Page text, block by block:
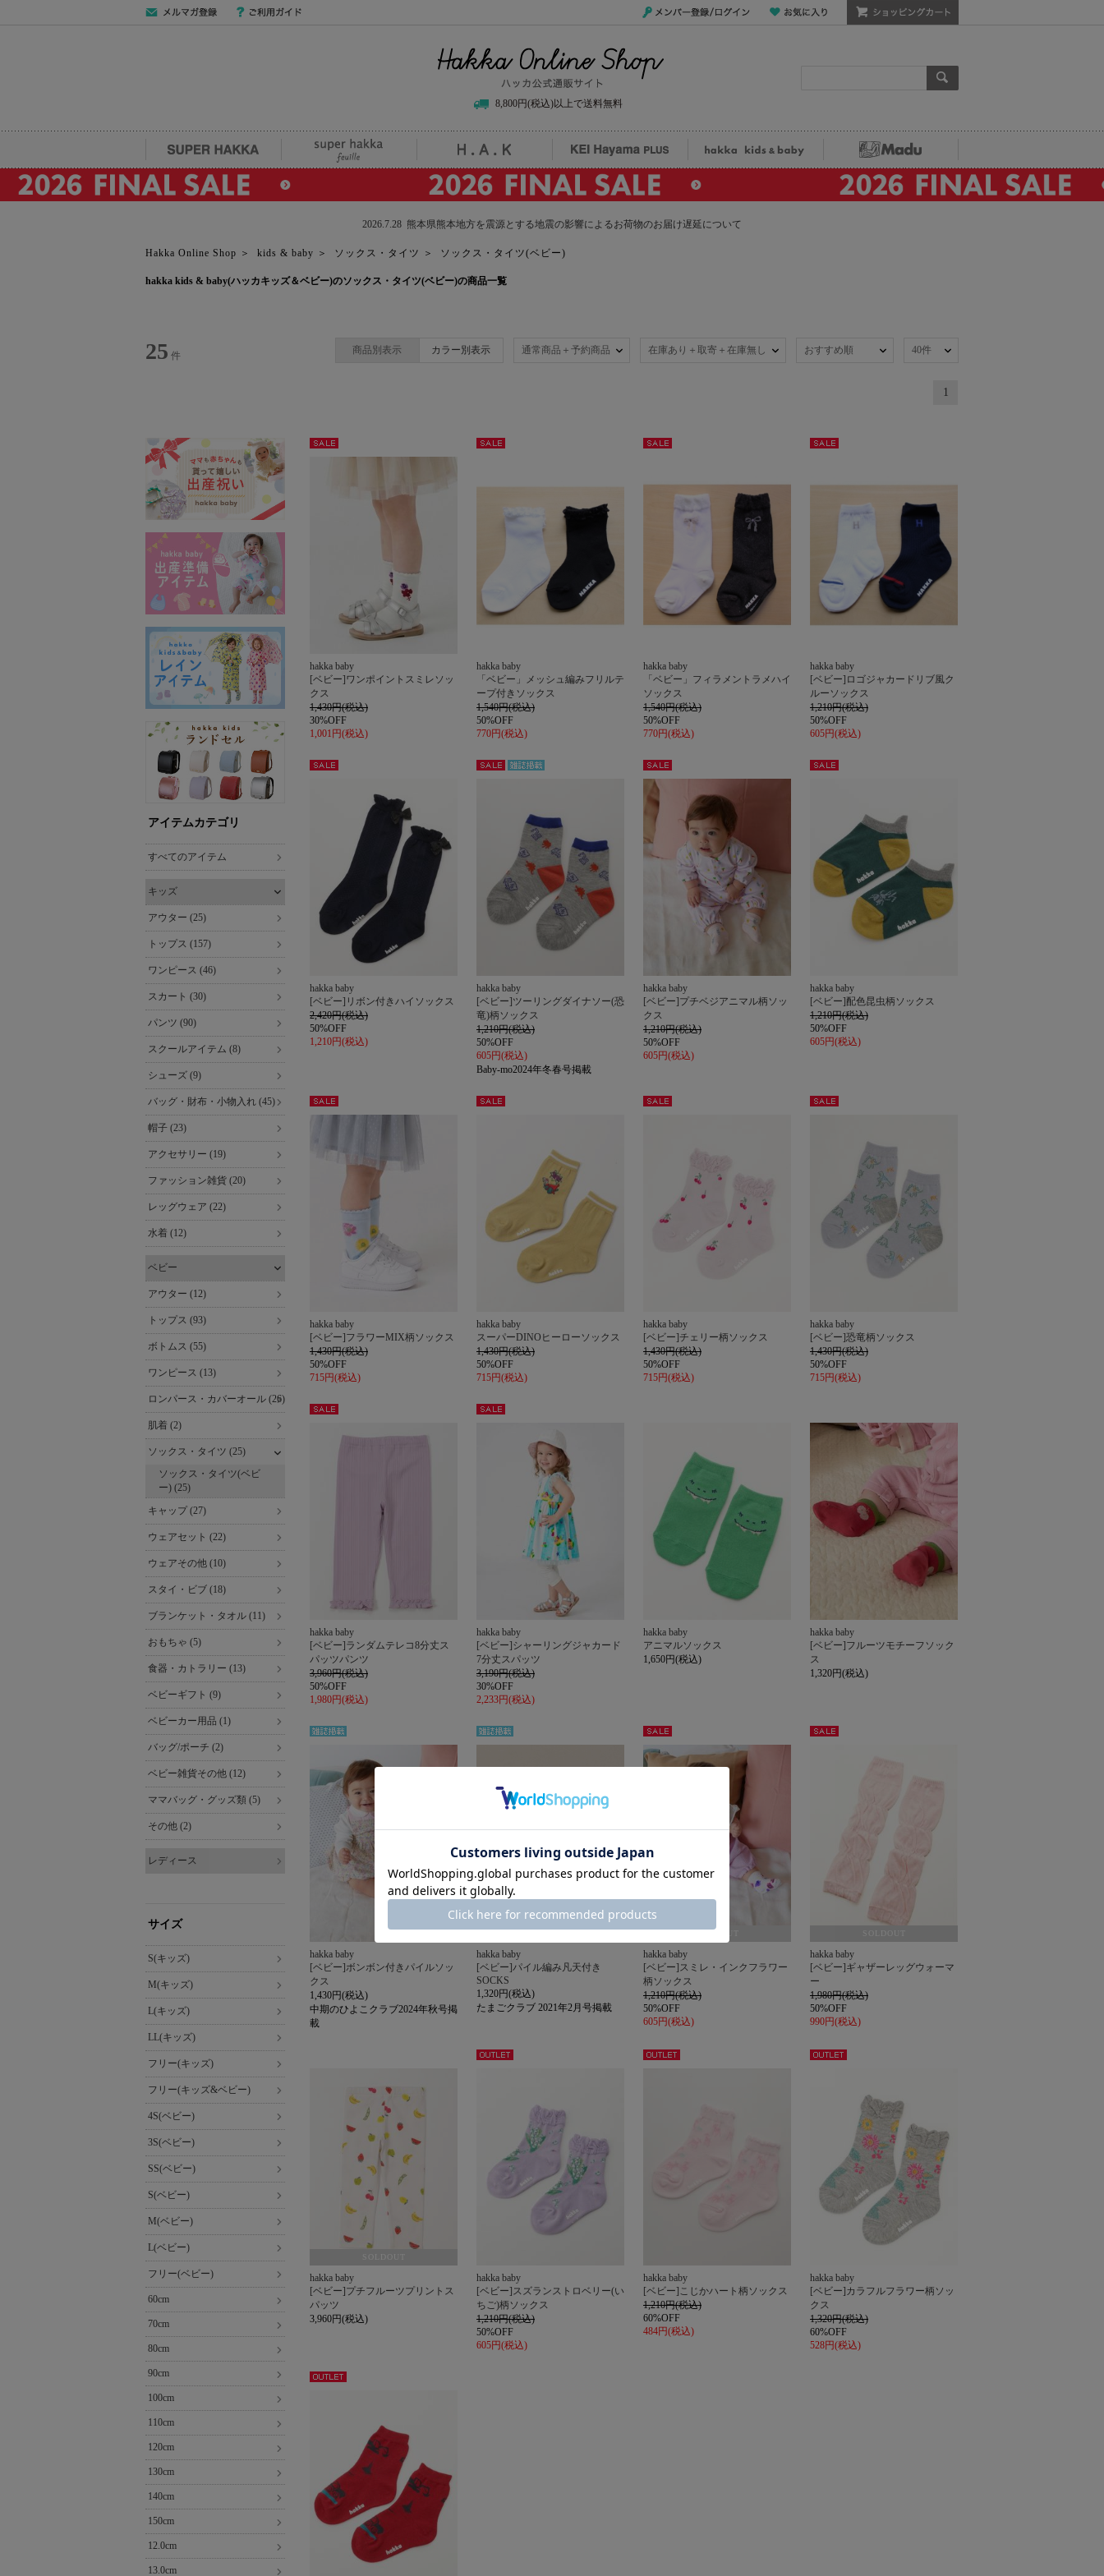
8,800円(税込)以上で送料無料
SUPER HAKKA H.A.K KEI Hayama PLUS Madu
2026.7.28 熊本県熊本地方を震源とする地震の影響によるお荷物のお届け遅延について
Hakka Online Shop ＞ kids & baby ＞ ソックス・タイツ ＞ ソックス・タイツ(ベビー)
hakka kids & baby(ハッカキッズ＆ベビー)のソックス・タイツ(ベビー)の商品一覧
25 件 商品別表示 カラー別表示 通常商品＋予約商品 在庫あり＋取寄＋在庫無し おすすめ順 40件
1
アイテムカテゴリ
すべてのアイテム
キッズ
アウター (25)
トップス (157)
ワンピース (46)
スカート (30)
パンツ (90)
スクールアイテム (8)
シューズ (9)
バッグ・財布・小物入れ (45)
帽子 (23)
アクセサリー (19)
ファッション雑貨 (20)
レッグウェア (22)
水着 (12)
ベビー
アウター (12)
トップス (93)
ボトムス (55)
ワンピース (13)
ロンパース・カバーオール (26)
肌着 (2)
ソックス・タイツ (25)
ソックス・タイツ(ベビ
ー) (25)
キャップ (27)
ウェアセット (22)
ウェアその他 (10)
スタイ・ビブ (18)
ブランケット・タオル (11)
おもちゃ (5)
食器・カトラリー (13)
ベビーギフト (9)
ベビーカー用品 (1)
バッグ/ポーチ (2)
ベビー雑貨その他 (12)
ママバッグ・グッズ類 (5)
その他 (2)
レディース
サイズ
S(キッズ)
M(キッズ)
L(キッズ)
LL(キッズ)
フリー(キッズ)
フリー(キッズ&ベビー)
4S(ベビー)
3S(ベビー)
SS(ベビー)
S(ベビー)
M(ベビー)
L(ベビー)
フリー(ベビー)
60cm
70cm
80cm
90cm
100cm
110cm
120cm
130cm
140cm
150cm
12.0cm
13.0cm
hakka baby
[ベビー]ワンポイントスミレソッ
クス
1,430円(税込)
30%OFF
1,001円(税込)
hakka baby
「ベビー」メッシュ編みフリルテ
ープ付きソックス
1,540円(税込)
50%OFF
770円(税込)
hakka baby
「ベビー」フィラメントラメハイ
ソックス
1,540円(税込)
50%OFF
770円(税込)
hakka baby
[ベビー]ロゴジャカードリブ風ク
ルーソックス
1,210円(税込)
50%OFF
605円(税込)
hakka baby
[ベビー]リボン付きハイソックス
2,420円(税込)
50%OFF
1,210円(税込)
hakka baby
[ベビー]ツーリングダイナソー(恐
竜)柄ソックス
1,210円(税込)
50%OFF
605円(税込)
Baby-mo2024年冬春号掲載
セー
hakka baby
[ベビー]プチベジアニマル柄ソッ
クス
1,210円(税込)
50%OFF
605円(税込)
hakka baby
[ベビー]配色昆虫柄ソックス
1,210円(税込)
50%OFF
605円(税込)
セー
hakka baby
[ベビー]フラワーMIX柄ソックス
1,430円(税込)
50%OFF
715円(税込)
hakka baby
スーパーDINOヒーローソックス
1,430円(税込)
50%OFF
715円(税込)
hakka baby
[ベビー]チェリー柄ソックス
1,430円(税込)
50%OFF
715円(税込)
hakka baby
[ベビー]恐竜柄ソックス
1,430円(税込)
50%OFF
715円(税込)
hakka baby
[ベビー]ランダムテレコ8分丈ス
パッツパンツ
3,960円(税込)
50%OFF
1,980円(税込)
hakka baby
[ベビー]シャーリングジャカード
7分丈スパッツ
3,190円(税込)
30%OFF
2,233円(税込)
hakka baby
アニマルソックス
1,650円(税込)
hakka baby
[ベビー]フルーツモチーフソック
ス
1,320円(税込)
hakka baby
[ベビー]ボンボン付きパイルソッ
クス
1,430円(税込)
中期のひよこクラブ2024年秋号掲
載
雑誌掲
hakka baby
[ベビー]パイル編み凡天付き
SOCKS
1,320円(税込)
たまごクラブ 2021年2月号掲載
ル
hakka baby
[ベビー]スミレ・インクフラワー
柄ソックス
1,210円(税込)
50%OFF
605円(税込)
SOLDOUT
hakka baby
[ベビー]ギャザーレッグウォーマ
ー
1,980円(税込)
50%OFF
990円(税込)
SOLDOUT
hakka baby
[ベビー]プチフルーツプリントス
パッツ
3,960円(税込)
hakka baby
[ベビー]スズランストロベリー(い
ちご)柄ソックス
1,210円(税込)
50%OFF
605円(税込)
hakka baby
[ベビー]こじかハート柄ソックス
1,210円(税込)
60%OFF
484円(税込)
hakka baby
[ベビー]カラフルフラワー柄ソッ
クス
1,320円(税込)
60%OFF
528円(税込)